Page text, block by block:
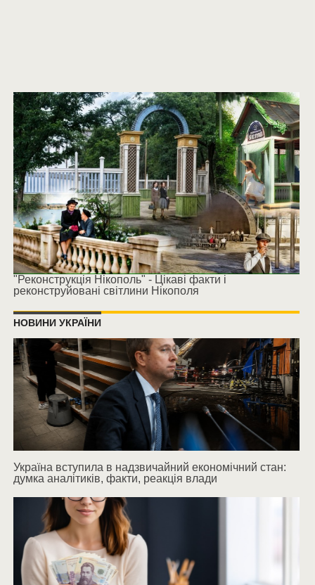
"Реконструкція Нікополь" - Цікаві факти і
реконструйовані світлини Нікополя
НОВИНИ УКРАЇНИ
Україна вступила в надзвичайний економічний стан:
думка аналітиків, факти, реакція влади